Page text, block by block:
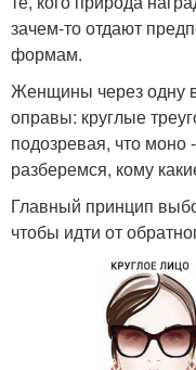
Очки под тип
зачем-то отдают
формам.
Женщины через одну
оправы: круглые
подозревая, что моно
разберемся, кому
Главный принцип
чтобы идти от